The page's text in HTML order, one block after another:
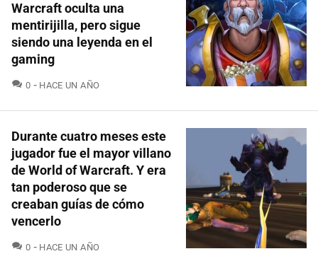
Warcraft oculta una
mentirijilla, pero sigue
siendo una leyenda en el
gaming
0 COMENTARIOS
HACE UN AÑO
Durante cuatro meses este
jugador fue el mayor villano
de World of Warcraft. Y era
tan poderoso que se
creaban guías de cómo
vencerlo
0 COMENTARIOS
HACE UN AÑO